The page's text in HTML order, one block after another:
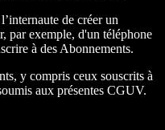
de créer un
par exemple, d'un téléphone
à des Abonnements.
y compris ceux souscrits à
aux présentes CGUV.